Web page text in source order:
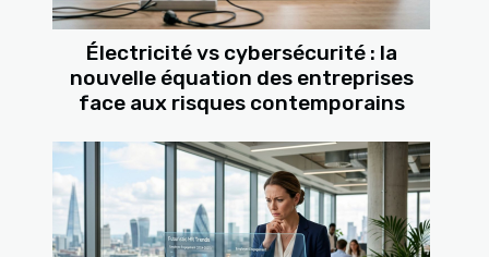
Électricité vs cybersécurité : la
nouvelle équation des entreprises
face aux risques contemporains